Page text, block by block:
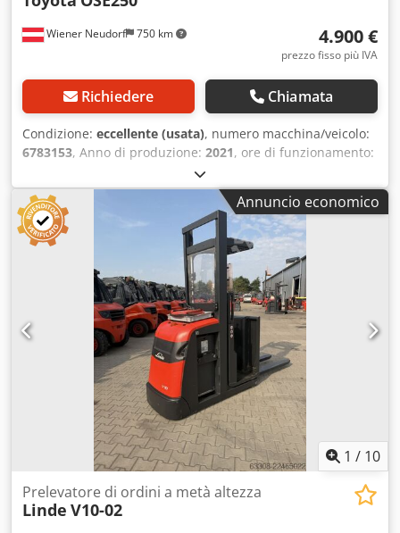
Wiener Neudorf 750 km 4.900 €
prezzo fisso più IVA
Richiedere Chiamata
Condizione: eccellente (usata), numero macchina/veicolo:
6783153, Anno di produzione: 2021, ore di funzionamento:
, altezza di sollevamento:240 mm
elettrico, capacità della batteria:465 Ah, lunghezza delle
forche:2.350 mm
, Capacità di carico: 2.500 kg Altezza:
127,7 cm Condizioni tecniche: ottime Condizioni estetiche:
ottime Per ulteriori informazioni, si prega di contattare
Austria GmbH Toyota Material Handling. Crodpfszih Hzjx
Annuncio economico
1 / 10
Prelevatore di ordini a metà altezza
Linde V10-02